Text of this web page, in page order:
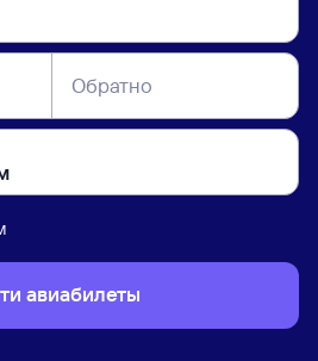
Обратно
авиабилеты